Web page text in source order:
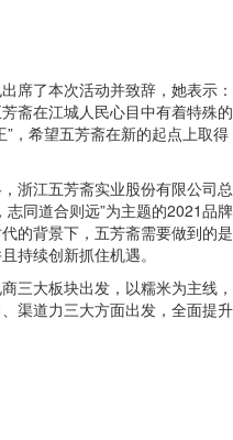
席了本次活动并致辞，她表示：
斋在江城人民心目中有着特殊的
，希望五芳斋在新的起点上取得
浙江五芳斋实业股份有限公司总
同道合则远”为主题的2021品牌
的背景下，五芳斋需要做到的是
持续创新抓住机遇。
三大板块出发，以糯米为主线，
渠道力三大方面出发，全面提升